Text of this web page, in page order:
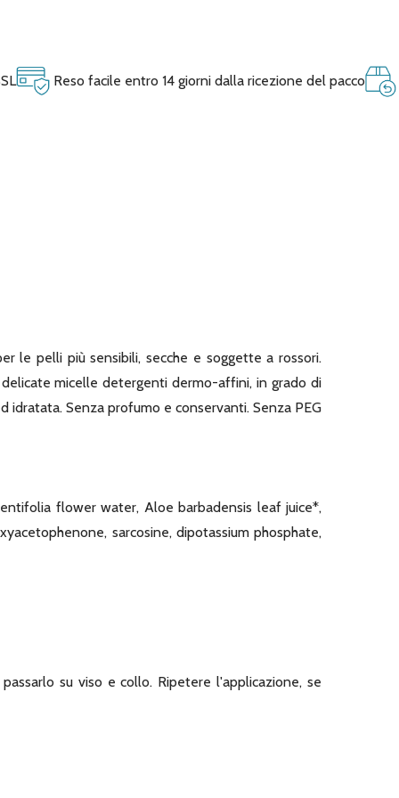
Reso facile entro 14 giorni dalla ricezione del pacco
le pelli più sensibili, secche e soggette a rossori.
micelle detergenti dermo-affini, in grado di
Senza profumo e conservanti. Senza PEG
flower water, Aloe barbadensis leaf juice*,
sarcosine, dipotassium phosphate,
su viso e collo. Ripetere l'applicazione, se